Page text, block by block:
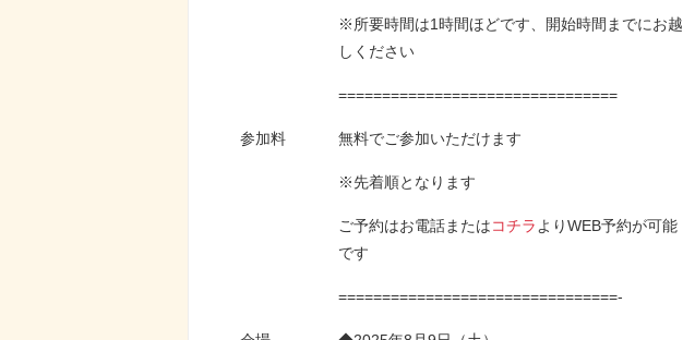
※所要時間は1時間ほどです、開始時間までにお越
しください
================================
参加料 無料でご参加いただけます
※先着順となります
ご予約はお電話またはコチラ よりWEB予約が可能
です
================================-